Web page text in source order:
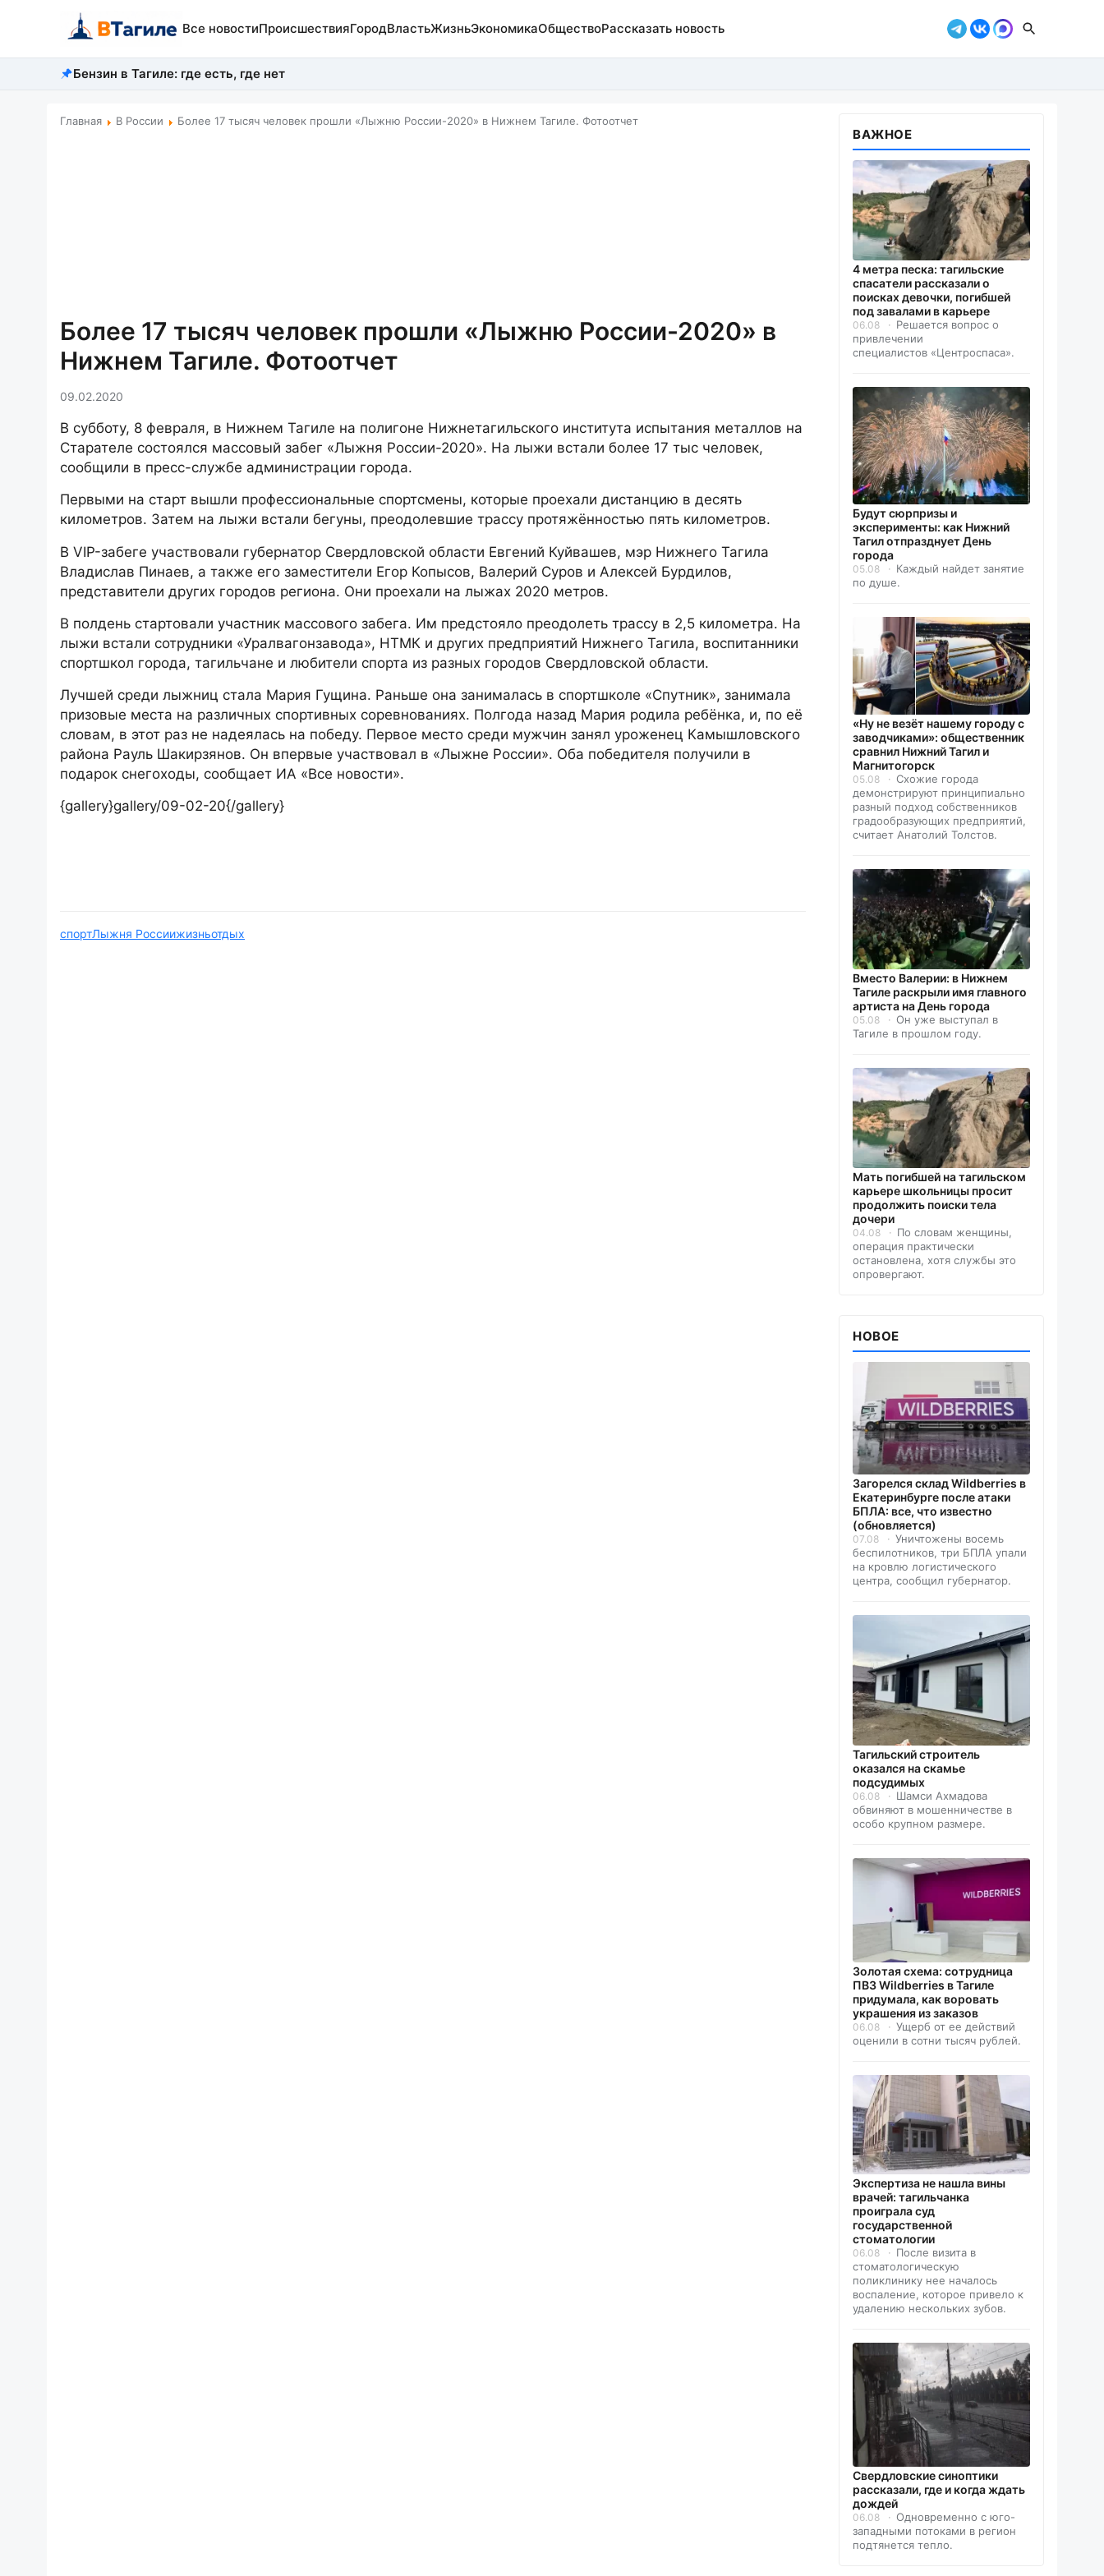
Все новостиПроисшествияГородВластьЖизньЭкономикаОбществоРассказать новость
Бензин в Тагиле: где есть, где нет
Главная В России Более 17 тысяч человек прошли «Лыжню России-2020» в Нижнем Тагиле. Фотоотчет
Более 17 тысяч человек прошли «Лыжню России-2020» в
Нижнем Тагиле. Фотоотчет
09.02.2020
В субботу, 8 февраля, в Нижнем Тагиле на полигоне Нижнетагильского института испытания металлов на
Старателе состоялся массовый забег «Лыжня России-2020». На лыжи встали более 17 тыс человек,
сообщили в пресс-службе администрации города.
Первыми на старт вышли профессиональные спортсмены, которые проехали дистанцию в десять
километров. Затем на лыжи встали бегуны, преодолевшие трассу протяжённостью пять километров.
В VIP-забеге участвовали губернатор Свердловской области Евгений Куйвашев, мэр Нижнего Тагила
Владислав Пинаев, а также его заместители Егор Копысов, Валерий Суров и Алексей Бурдилов,
представители других городов региона. Они проехали на лыжах 2020 метров.
В полдень стартовали участник массового забега. Им предстояло преодолеть трассу в 2,5 километра. На
лыжи встали сотрудники «Уралвагонзавода», НТМК и других предприятий Нижнего Тагила, воспитанники
спортшкол города, тагильчане и любители спорта из разных городов Свердловской области.
Лучшей среди лыжниц стала Мария Гущина. Раньше она занималась в спортшколе «Спутник», занимала
призовые места на различных спортивных соревнованиях. Полгода назад Мария родила ребёнка, и, по её
словам, в этот раз не надеялась на победу. Первое место среди мужчин занял уроженец Камышловского
района Рауль Шакирзянов. Он впервые участвовал в «Лыжне России». Оба победителя получили в
подарок снегоходы, сообщает ИА «Все новости».
{gallery}gallery/09-02-20{/gallery}
спортЛыжня Россиижизньотдых
ВАЖНОЕ
4 метра песка: тагильские
спасатели рассказали о
поисках девочки, погибшей
под завалами в карьере
06.08
Решается вопрос о
привлечении
специалистов «Центроспаса».
Будут сюрпризы и
эксперименты: как Нижний
Тагил отпразднует День
города
05.08
Каждый найдет занятие
по душе.
«Ну не везёт нашему городу с
заводчиками»: общественник
сравнил Нижний Тагил и
Магнитогорск
05.08
Схожие города
демонстрируют принципиально
разный подход собственников
градообразующих предприятий,
считает Анатолий Толстов.
Вместо Валерии: в Нижнем
Тагиле раскрыли имя главного
артиста на День города
05.08
Он уже выступал в
Тагиле в прошлом году.
Мать погибшей на тагильском
карьере школьницы просит
продолжить поиски тела
дочери
04.08
По словам женщины,
операция практически
остановлена, хотя службы это
опровергают.
НОВОЕ
Загорелся склад Wildberries в
Екатеринбурге после атаки
БПЛА: все, что известно
(обновляется)
07.08
Уничтожены восемь
беспилотников, три БПЛА упали
на кровлю логистического
центра, сообщил губернатор.
Тагильский строитель
оказался на скамье
подсудимых
06.08
Шамси Ахмадова
обвиняют в мошенничестве в
особо крупном размере.
Золотая схема: сотрудница
ПВЗ Wildberries в Тагиле
придумала, как воровать
украшения из заказов
06.08
Ущерб от ее действий
оценили в сотни тысяч рублей.
Экспертиза не нашла вины
врачей: тагильчанка
проиграла суд
государственной
стоматологии
06.08
После визита в
стоматологическую
поликлинику нее началось
воспаление, которое привело к
удалению нескольких зубов.
Свердловские синоптики
рассказали, где и когда ждать
дождей
06.08
Одновременно с юго-
западными потоками в регион
подтянется тепло.